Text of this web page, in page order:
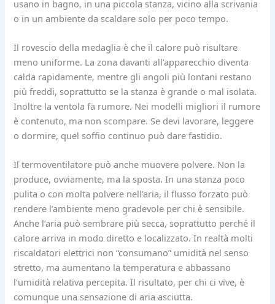
usano in bagno, in una piccola stanza, vicino alla scrivania
o in un ambiente da scaldare solo per poco tempo.
Il rovescio della medaglia è che il calore può risultare
meno uniforme. La zona davanti all’apparecchio diventa
calda rapidamente, mentre gli angoli più lontani restano
più freddi, soprattutto se la stanza è grande o mal isolata.
Inoltre la ventola fa rumore. Nei modelli migliori il rumore
è contenuto, ma non scompare. Se devi lavorare, leggere
o dormire, quel soffio continuo può dare fastidio.
Il termoventilatore può anche muovere polvere. Non la
produce, ovviamente, ma la sposta. In una stanza poco
pulita o con molta polvere nell’aria, il flusso forzato può
rendere l’ambiente meno gradevole per chi è sensibile.
Anche l’aria può sembrare più secca, soprattutto perché il
calore arriva in modo diretto e localizzato. In realtà molti
riscaldatori elettrici non “consumano” umidità nel senso
stretto, ma aumentano la temperatura e abbassano
l’umidità relativa percepita. Il risultato, per chi ci vive, è
comunque una sensazione di aria asciutta.